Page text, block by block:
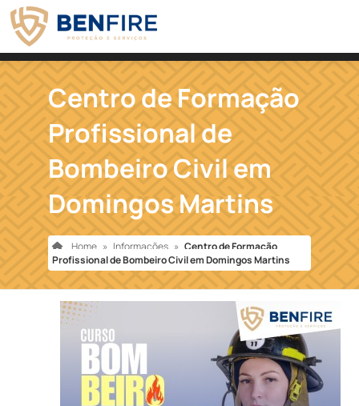
Centro de Formação
Profissional de
Bombeiro Civil em
Domingos Martins
Home » Informações » Centro de Formação
Profissional de Bombeiro Civil em Domingos Martins